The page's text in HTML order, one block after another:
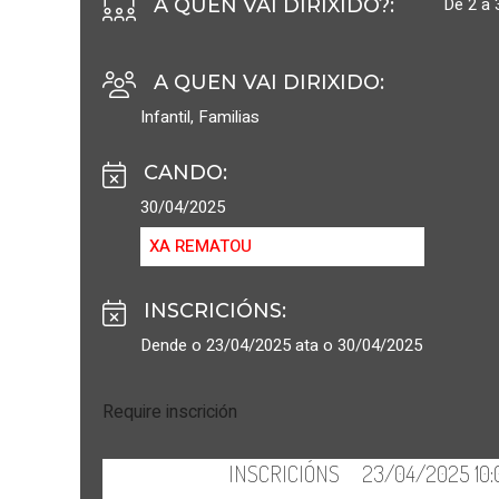
A QUEN VAI DIRIXIDO?:
A QUEN VAI DIRIXIDO:
Infantil, Familias
CANDO:
30/04/2025
XA REMATOU
INSCRICIÓNS:
Dende o 23/04/2025 ata o 30/04/2025
Require inscrición